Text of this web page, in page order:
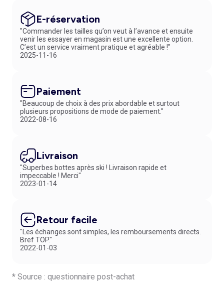
E-réservation
"Commander les tailles qu’on veut à l’avance et ensuite
venir les essayer en magasin est une excellente option.
C’est un service vraiment pratique et agréable !"
2025-11-16
Paiement
"Beaucoup de choix à des prix abordable et surtout
plusieurs propositions de mode de paiement."
2022-08-16
Livraison
"Superbes bottes après ski ! Livraison rapide et
impeccable ! Merci"
2023-01-14
Retour facile
"Les échanges sont simples, les remboursements directs.
Bref TOP."
2022-01-03
* Source : questionnaire post-achat